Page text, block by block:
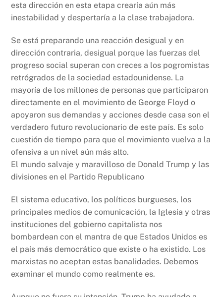
esta dirección en esta etapa crearía aún más
inestabilidad y despertaría a la clase trabajadora.
Se está preparando una reacción desigual y en
dirección contraria, desigual porque las fuerzas del
progreso social superan con creces a los pogromistas
retrógrados de la sociedad estadounidense. La
mayoría de los millones de personas que participaron
directamente en el movimiento de George Floyd o
apoyaron sus demandas y acciones desde casa son el
verdadero futuro revolucionario de este país. Es solo
cuestión de tiempo para que el movimiento vuelva a la
ofensiva a un nivel aún más alto.
El mundo salvaje y maravilloso de Donald Trump y las
divisiones en el Partido Republicano
El sistema educativo, los políticos burgueses, los
principales medios de comunicación, la Iglesia y otras
instituciones del gobierno capitalista nos
bombardean con el mantra de que Estados Unidos es
el país más democrático que existe o ha existido. Los
marxistas no aceptan estas banalidades. Debemos
examinar el mundo como realmente es.